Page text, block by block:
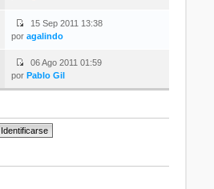
15 Sep 2011 13:38
por agalindo
06 Ago 2011 01:59
por Pablo Gil